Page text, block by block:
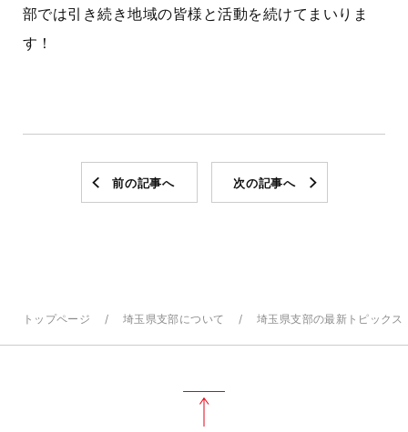
部では引き続き地域の皆様と活動を続けてまいりま
す！
前の記事へ 次の記事へ
トップページ 埼玉県支部について 埼玉県支部の最新トピックス